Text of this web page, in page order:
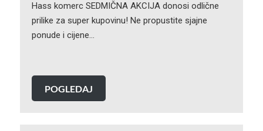
Hass komerc SEDMIČNA AKCIJA donosi odlične
prilike za super kupovinu! Ne propustite sjajne
ponude i cijene…
POGLEDAJ